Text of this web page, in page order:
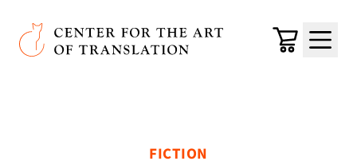
Skip to main content
Center for the Art of Translation
Cart
Menu
FICTION